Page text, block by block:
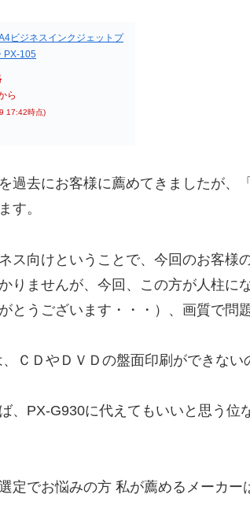
ビジネスインクジェットプ
PX-105
ら
17:42時点)
過去にお客様に薦めてきましたが、
す。
ス向けということで、今回のお客様
りませんが、今回、この方が人柱に
とうございます・・・）、画質で問
ＣＤやＤＶＤの盤面印刷ができない
、PX-G930に代えてもいいと思う位
定でお悩みの方 私が薦めるメーカー